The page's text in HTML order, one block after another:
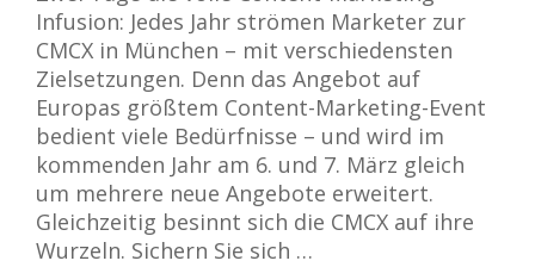
Infusion: Jedes Jahr strömen Marketer zur
CMCX in München – mit verschiedensten
Zielsetzungen. Denn das Angebot auf
Europas größtem Content-Marketing-Event
bedient viele Bedürfnisse – und wird im
kommenden Jahr am 6. und 7. März gleich
um mehrere neue Angebote erweitert.
Gleichzeitig besinnt sich die CMCX auf ihre
Wurzeln. Sichern Sie sich …